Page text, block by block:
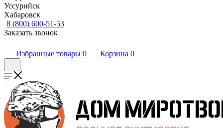
Уссурийск
Хабаровск
8 (800) 600-51-53
Заказать звонок
Избранные товары 0 Корзина 0